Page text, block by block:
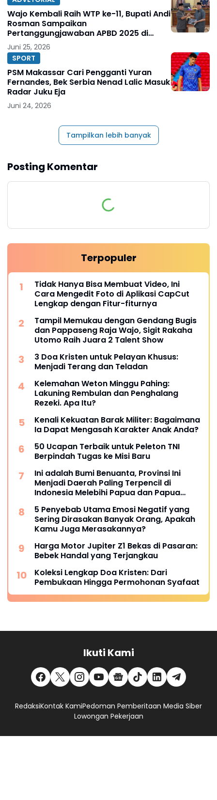
Wajo Kembali Raih WTP ke-11, Bupati Andi
Rosman Sampaikan
Pertanggungjawaban APBD 2025 di
DPRD
Juni 25, 2026
SPORT
PSM Makassar Cari Pengganti Yuran
Fernandes, Bek Serbia Nenad Lalic Masuk
Radar Juku Eja
Juni 24, 2026
Tampilkan lebih banyak
Posting Komentar
Terpopuler
Tidak Hanya Bisa Membuat Video, Ini
Cara Mengedit Foto di Aplikasi CapCut
Lengkap dengan Fitur-fiturnya
Tampil Memukau dengan Gendang Bugis
dan Pappaseng Raja Wajo, Sigit Rakaha
Utomo Raih Juara 2 Talent Show
3 Doa Kristen untuk Pelayan Khusus:
Menjadi Terang dan Teladan
Kelemahan Weton Minggu Pahing:
Lakuning Rembulan dan Penghalang
Rezeki. Apa Itu?
Kenali Kekuatan Barak Militer: Bagaimana
Ia Dapat Mengasah Karakter Anak Anda?
50 Ucapan Terbaik untuk Peleton TNI
Berpindah Tugas ke Misi Baru
Ini adalah Bumi Benuanta, Provinsi Ini
Menjadi Daerah Paling Terpencil di
Indonesia Melebihi Papua dan Papua
5 Penyebab Utama Emosi Negatif yang
Sering Dirasakan Banyak Orang, Apakah
Kamu Juga Merasakannya?
Harga Motor Jupiter Z1 Bekas di Pasaran:
Bebek Handal yang Terjangkau
Koleksi Lengkap Doa Kristen: Dari
Pembukaan Hingga Permohonan Syafaat
Ikuti Kami
RedaksiKontak KamiPedoman Pemberitaan Media Siber
Lowongan Pekerjaan